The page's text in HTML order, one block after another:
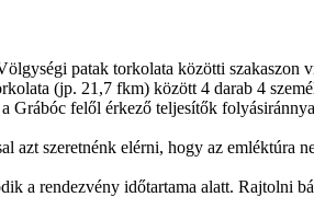
patak torkolata közötti
(jp. 21,7 fkm) között 4 darab 4
felől érkező teljesítők
szeretnénk elérni, hogy az emléktúra
a rendezvény időtartama alatt. Rajtolni